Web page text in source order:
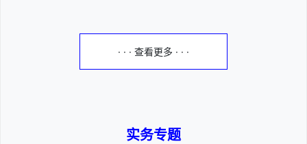
· · · 查看更多 · · ·
实务专题